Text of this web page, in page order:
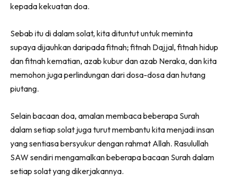
kepada kekuatan doa.
Sebab itu di dalam solat, kita dituntut untuk meminta
supaya dijauhkan daripada fitnah; fitnah Dajjal, fitnah hidup
dan fitnah kematian, azab kubur dan azab Neraka, dan kita
memohon juga perlindungan dari dosa-dosa dan hutang
piutang.
Selain bacaan doa, amalan membaca beberapa Surah
dalam setiap solat juga turut membantu kita menjadi insan
yang sentiasa bersyukur dengan rahmat Allah. Rasulullah
SAW sendiri mengamalkan beberapa bacaan Surah dalam
setiap solat yang dikerjakannya.